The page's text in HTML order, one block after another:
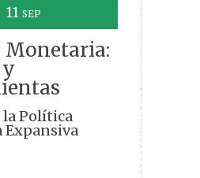
11 SEP
la Política